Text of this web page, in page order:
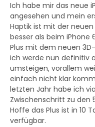
Ich habe mir das neue
angesehen und mein
Haptik ist mit der
besser als beim iPhone
Plus mit dem neuen
ich werde nun definitiv
umsteigen, vorallem
einfach nicht klar
letzten Jahr habe ich
Zwischenschritt zu den
Hoffe das Plus ist in 10
verfügbar.